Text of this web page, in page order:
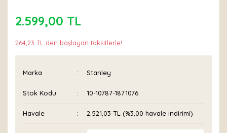
2.599,00 TL
264,23 TL den başlayan taksitlerle!
Marka Stanley
Stok Kodu 10-10787-1871076
Havale 2.521,03 TL (%3,00 havale indirimi)